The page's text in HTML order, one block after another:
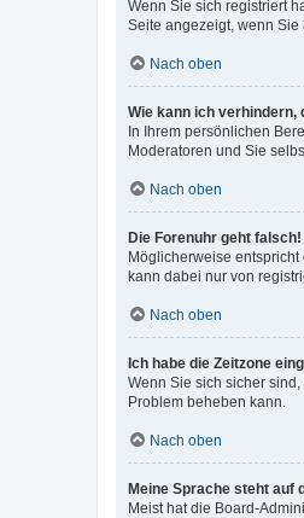
Wenn Sie sich registriert
Seite angezeigt, wenn
Nach oben
Wie kann ich verhindern,
In Ihrem persönlichen
Moderatoren und Sie
Nach oben
Die Forenuhr geht falsch!
Möglicherweise
kann dabei nur von
Nach oben
Ich habe die Zeitzone
Wenn Sie sich sicher
Problem beheben kann.
Nach oben
Meine Sprache steht auf
Meist hat die Board-